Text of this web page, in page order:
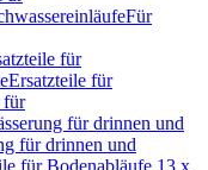
Für
für
Ersatzteile für
für
für drinnen und
für drinnen und
für Bodenabläufe 13 x